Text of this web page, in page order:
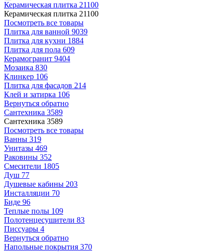
Керамическая плитка 21100
Керамическая плитка 21100
Посмотреть все товары
Плитка для ванной 9039
Плитка для кухни 1884
Плитка для пола 609
Керамогранит 9404
Мозаика 830
Клинкер 106
Плитка для фасадов 214
Клей и затирка 106
Вернуться обратно
Сантехника 3589
Сантехника 3589
Посмотреть все товары
Ванны 319
Унитазы 469
Раковины 352
Смесители 1805
Душ 77
Душевые кабины 203
Инсталляции 70
Биде 96
Теплые полы 109
Полотенцесушители 83
Писсуары 4
Вернуться обратно
Напольные покрытия 370